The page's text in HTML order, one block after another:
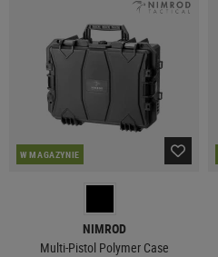
W MAGAZYNIE
NIMROD
Multi-Pistol Polymer Case